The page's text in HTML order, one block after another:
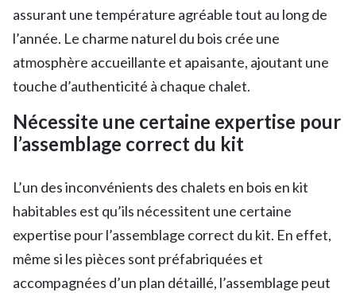
assurant une température agréable tout au long de
l’année. Le charme naturel du bois crée une
atmosphère accueillante et apaisante, ajoutant une
touche d’authenticité à chaque chalet.
Nécessite une certaine expertise pour
l’assemblage correct du kit
L’un des inconvénients des chalets en bois en kit
habitables est qu’ils nécessitent une certaine
expertise pour l’assemblage correct du kit. En effet,
même si les pièces sont préfabriquées et
accompagnées d’un plan détaillé, l’assemblage peut